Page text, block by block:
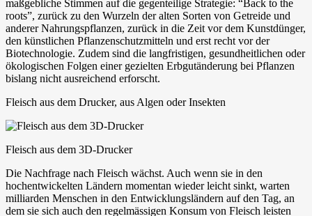
maßgebliche Stimmen auf die gegenteilige Strategie: “Back to the
roots”, zurück zu den Wurzeln der alten Sorten von Getreide und
anderer Nahrungspflanzen, zurück in die Zeit vor dem Kunstdünger,
den künstlichen Pflanzenschutzmitteln und erst recht vor der
Biotechnologie. Zudem sind die langfristigen, gesundheitlichen oder
ökologischen Folgen einer gezielten Erbgutänderung bei Pflanzen
bislang nicht ausreichend erforscht.
Fleisch aus dem Drucker, aus Algen oder Insekten
Fleisch aus dem 3D-Drucker
Die Nachfrage nach Fleisch wächst. Auch wenn sie in den
hochentwickelten Ländern momentan wieder leicht sinkt, warten
milliarden Menschen in den Entwicklungsländern auf den Tag, an
dem sie sich auch den regelmässigen Konsum von Fleisch leisten